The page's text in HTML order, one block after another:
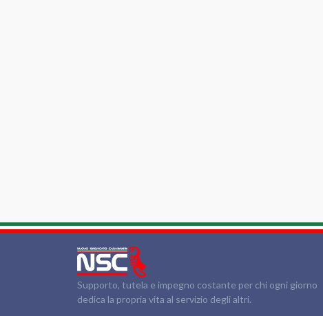
Supporto, tutela e impegno costante per chi ogni giorno
dedica la propria vita al servizio degli altri.